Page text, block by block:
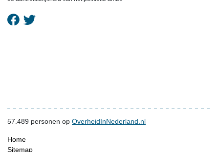
57.489 personen op OverheidInNederland.nl
Home
Sitemap